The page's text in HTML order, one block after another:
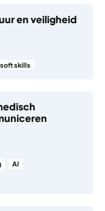
en veiligheid
soft skills
AI